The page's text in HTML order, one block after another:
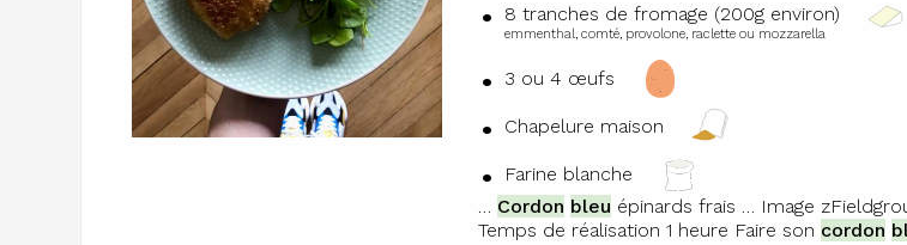
8 tranches de fromage (200g environ)
emmenthal, comté, provolone, raclette ou mozzarella
3 ou 4 œufs
Chapelure maison
Farine blanche
… Cordon bleu épinards frais … Image
Temps de réalisation 1 heure Faire son cordon